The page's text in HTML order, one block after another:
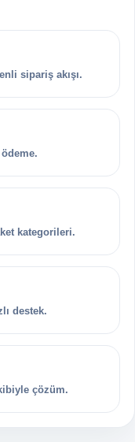
sipariş akışı.
ödeme.
kategorileri.
destek.
çözüm.